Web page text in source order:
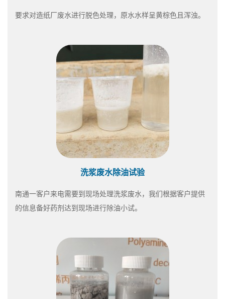
要求对造纸厂废水进行脱色处理，原水水样呈黄棕色且浑浊。
洗浆废水除油试验
南通一客户来电需要到现场处理洗浆废水，我们根据客户提供
的信息备好药剂达到现场进行除油小试。